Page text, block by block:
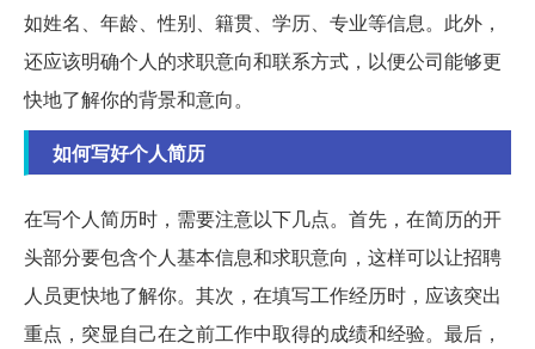
如姓名、年龄、性别、籍贯、学历、专业等信息。此外，
还应该明确个人的求职意向和联系方式，以便公司能够更
快地了解你的背景和意向。
如何写好个人简历
在写个人简历时，需要注意以下几点。首先，在简历的开
头部分要包含个人基本信息和求职意向，这样可以让招聘
人员更快地了解你。其次，在填写工作经历时，应该突出
重点，突显自己在之前工作中取得的成绩和经验。最后，